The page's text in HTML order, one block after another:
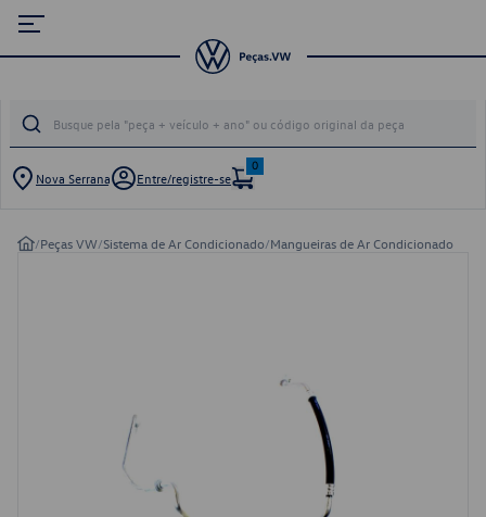
Nova Serrana Entre/registre-se
0
/Peças VW/Sistema de Ar Condicionado/Mangueiras de Ar Condicionado